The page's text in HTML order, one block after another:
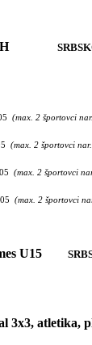
BEH
(max. 2 športovci
(max. 2 športovci
(max. 2 športovci
(max. 2 športovci
U15
3x3, atletika,